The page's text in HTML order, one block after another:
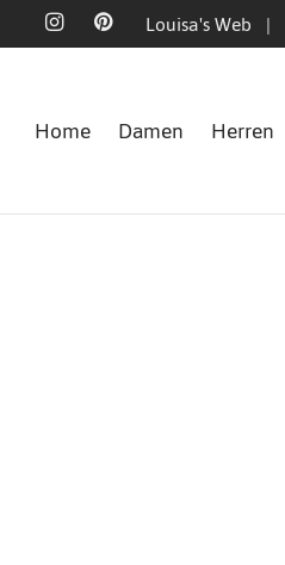
Louisa's Web |
Home Damen Herren